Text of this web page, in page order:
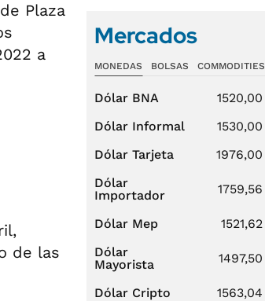
Plaza
a
de las
Mercados
MONEDAS BOLSAS COMMODITIES
Dólar BNA 1520,00
Dólar Informal
1530,00
Dólar Tarjeta
1976,00
Dólar
Importador
1759,56
Dólar Mep 1521,62
Dólar
Mayorista
1497,50
Dólar Cripto 1563,04